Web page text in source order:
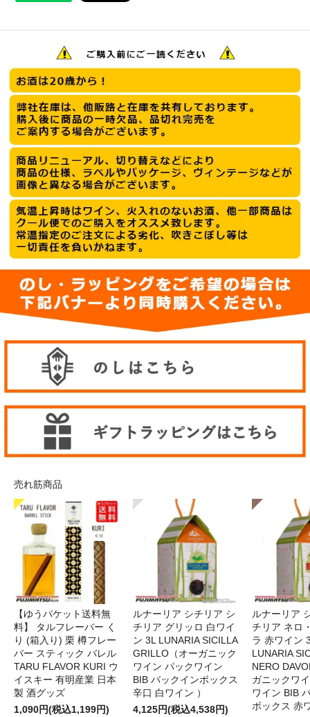
売れ筋商品
【ゆうパケット送料無
料】 タルフレーバー く
り (箱入り) 栗 樽フレー
バー スティック バレル
TARU FLAVOR KURI ウ
イスキー 有明産業 日本
製 酒グッズ
1,090円(税込1,199円)
ルナーリア シチリア シ
チリア グリッロ 白ワイ
ン 3L LUNARIA SICILLA
GRILLO（オーガニック
ワイン パックワイン
BIB バックインボックス
辛口 白ワイン ）
4,125円(税込4,538円)
ルナーリア
チリア ネロ
ラ 赤ワイ
LUNARIA
NERO
ガニックワ
ワイン BIB
ボックス 赤